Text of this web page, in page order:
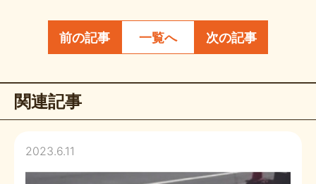
前の記事 一覧へ 次の記事
関連記事
2023.6.11